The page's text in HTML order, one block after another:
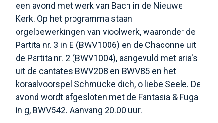
een avond met werk van Bach in de Nieuwe
Kerk. Op het programma staan
orgelbewerkingen van vioolwerk, waaronder de
Partita nr. 3 in E (BWV1006) en de Chaconne uit
de Partita nr. 2 (BWV1004), aangevuld met aria's
uit de cantates BWV208 en BWV85 en het
koraalvoorspel Schmücke dich, o liebe Seele. De
avond wordt afgesloten met de Fantasia & Fuga
in g, BWV542. Aanvang 20.00 uur.